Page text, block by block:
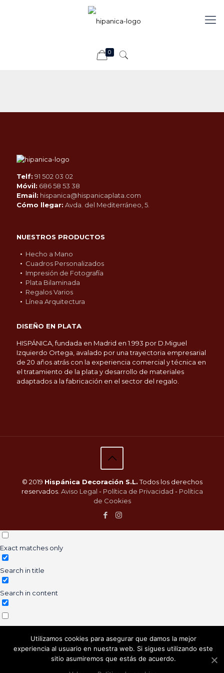
0
Telf: 91 502 03 02
Móvil: 686 58 53 38
Email: hispanica@hispanicaplata.com
Cómo llegar: Avda. del Mediterráneo, 5.
NUESTROS PRODUCTOS
Hecho a Mano
Cuadros Personalizados
Impresión de Fotografía
Plata Bilaminada
Regalos Varios
Línea Arquitectura
DISEÑO EN PLATA
HISPÁNICA, fundada en Madrid en 1.993 por D.Miguel
Izquierdo Ortega, avalado por una trayectoria empresarial
de 20 años atrás con la experiencia comercial y técnica en
el tratamiento de la plata y desarrollo de materiales
adaptados a la fabricación en el sector del regalo.
© 2019 Hispánica Decoración S.L.Todos los derechos
reservados. Aviso Legal - Política de Privacidad - Política
de Cookies
Utilizamos cookies para asegurar que damos la mejor
experiencia al usuario en nuestra web. Si sigues utilizando este
sitio asumiremos que estás de acuerdo.
Exact matches only
Search in title
Search in content
Search in posts
Search in pages